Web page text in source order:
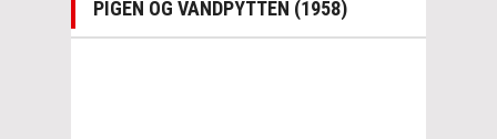
PIGEN OG VANDPYTTEN (1958)